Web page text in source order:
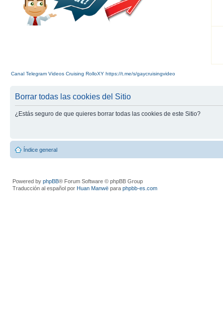
Canal Telegram Videos Cruising RolloXY https://t.me/s/gaycruisingvideo
Borrar todas las cookies del Sitio
¿Estás seguro de que quieres borrar todas las cookies de este Sitio?
Índice general
Powered by phpBB® Forum Software © phpBB Group
Traducción al español por Huan Manwë para phpbb-es.com